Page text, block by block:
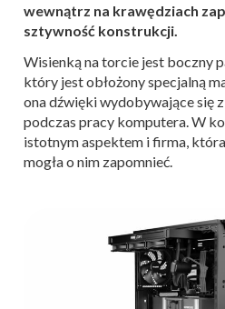
wewnątrz na krawędziach
sztywność konstrukcji.
Wisienką na torcie jest boczny
który jest obłożony specjalną
ona dźwięki wydobywające się
podczas pracy komputera. W
istotnym aspektem i firma,
mogła o nim zapomnieć.